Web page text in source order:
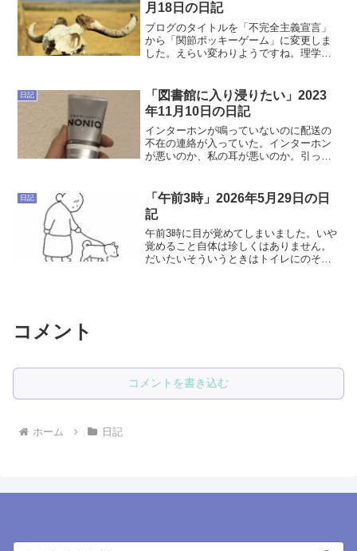
月18日の日記
ブログのタイトルを「不完全主義宣言」
から「関節ポッキーゲーム」に変更しま
した。えらい変わりようですね。理学療
と言ったら「関節ポッキーゲームがいい
んじゃない？」と妻が提案...
日記
「図書館に入り浸りたい」2023
年11月10日の日記
インターホンが鳴っていないのに配送の
不在の連絡が入っていた。インターホン
が悪いのか、私の耳が悪いのか。引っ越
時に伝えなければ……。どうも引っ越し
には訪問見積もりというも...
日記
「午前3時」2026年5月29日の日
記
午前3時に目が覚めてしまいました。いや
覚めること自体は珍しくはありません。
だいたいそういうときはトイレにのその
コメント
コメントを書き込む
ホーム 日記